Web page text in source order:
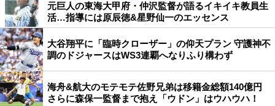
元巨人の東海大甲府・仲沢監督が語るイキイキ教員生
活…指導には原辰徳&星野仙一のエッセンス
大谷翔平に「臨時クローザー」の仰天プラン 守護神不
調のドジャースはWS3連覇へなりふり構わず
海舟&航大のモテモテ佐野兄弟は移籍金総額140億円
さらに森保一監督まで抱え「ウドン」はウハウハ！